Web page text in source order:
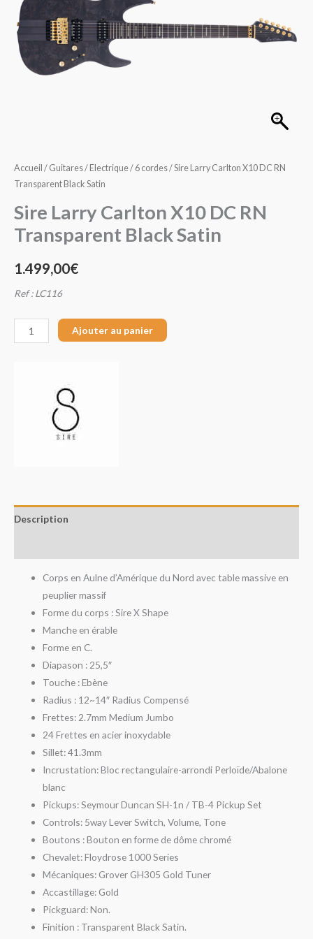
Accueil / Guitares/ Electrique/ 6 cordes/ Sire Larry Carlton X10 DC RN
Transparent Black Satin
Sire Larry Carlton X10 DC RN
Transparent Black Satin
1.499,00€
Ref : LC116
X10
DC
RN
Transparent
Ajouter au panier
Description
Corps en Aulne d’Amérique du Nord avec table massive en
peuplier massif
Forme du corps : Sire X Shape
Manche en érable
Forme en C.
Diapason : 25,5″
Touche : Ebène
Radius : 12~14″ Radius Compensé
Frettes: 2.7mm Medium Jumbo
24 Frettes en acier inoxydable
Sillet: 41.3mm
Incrustation: Bloc rectangulaire-arrondi Perloïde/Abalone
blanc
Pickups: Seymour Duncan SH-1n / TB-4 Pickup Set
Controls: 5way Lever Switch, Volume, Tone
Boutons : Bouton en forme de dôme chromé
Chevalet: Floydrose 1000 Series
Mécaniques: Grover GH305 Gold Tuner
Accastillage: Gold
Pickguard: Non.
Finition : Transparent Black Satin.